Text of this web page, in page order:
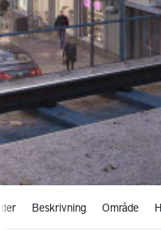
Beskrivning Område